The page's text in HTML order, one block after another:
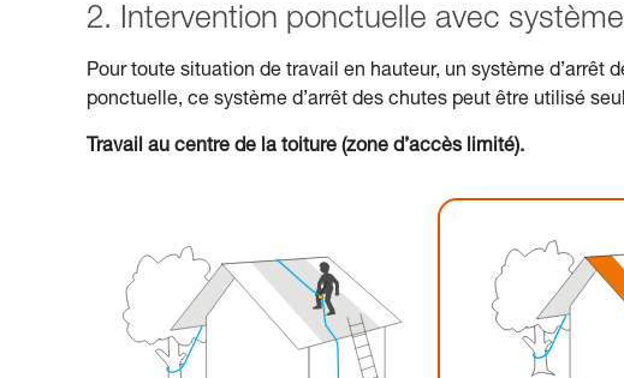
2. Intervention ponctuelle avec
Pour toute situation de travail en hauteur, un système d’arrêt
ponctuelle, ce système d’arrêt des chutes peut être utilisé
Travail au centre de la toiture (zone d’accès limité).